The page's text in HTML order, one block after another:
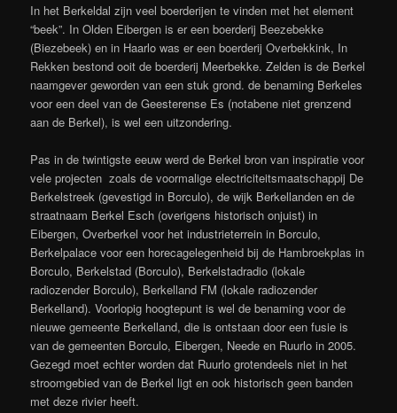
In het Berkeldal zijn veel boerderijen te vinden met het element
“beek”. In Olden Eibergen is er een boerderij Beezebekke
(Biezebeek) en in Haarlo was er een boerderij Overbekkink, In
Rekken bestond ooit de boerderij Meerbekke. Zelden is de Berkel
naamgever geworden van een stuk grond. de benaming Berkeles
voor een deel van de Geesterense Es (notabene niet grenzend
aan de Berkel), is wel een uitzondering.
Pas in de twintigste eeuw werd de Berkel bron van inspiratie voor
vele projecten zoals de voormalige electriciteitsmaatschappij De
Berkelstreek (gevestigd in Borculo), de wijk Berkellanden en de
straatnaam Berkel Esch (overigens historisch onjuist) in
Eibergen, Overberkel voor het industrieterrein in Borculo,
Berkelpalace voor een horecagelegenheid bij de Hambroekplas in
Borculo, Berkelstad (Borculo), Berkelstadradio (lokale
radiozender Borculo), Berkelland FM (lokale radiozender
Berkelland). Voorlopig hoogtepunt is wel de benaming voor de
nieuwe gemeente Berkelland, die is ontstaan door een fusie is
van de gemeenten Borculo, Eibergen, Neede en Ruurlo in 2005.
Gezegd moet echter worden dat Ruurlo grotendeels niet in het
stroomgebied van de Berkel ligt en ook historisch geen banden
met deze rivier heeft.